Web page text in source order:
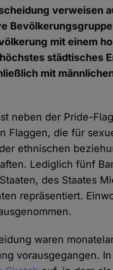
verweisen
mit einem
städtisches
mit
neben der Pride-
Flaggen, die für
ethnischen
Lediglich fünf
des Staates
repräsentiert.
waren
vorausgegangen.